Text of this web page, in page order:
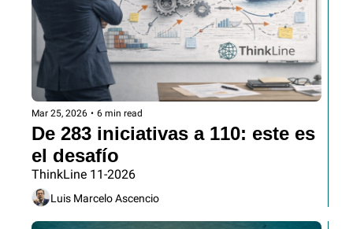
Mar 25, 2026 • 6 min read
De 283 iniciativas a 110: este es
el desafío
ThinkLine 11-2026
Luis Marcelo Ascencio